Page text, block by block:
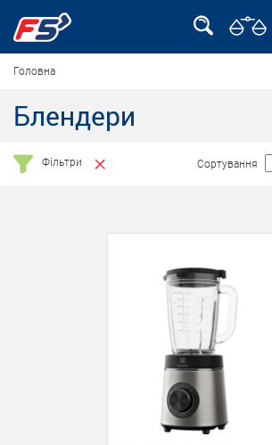
Головна
Блендери
Фільтри Сортування